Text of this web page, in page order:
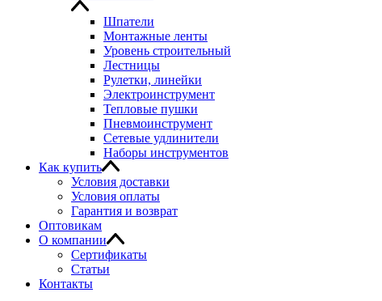
Шпатели
Монтажные ленты
Уровень строительный
Лестницы
Рулетки, линейки
Электроинструмент
Тепловые пушки
Пневмоинструмент
Сетевые удлинители
Наборы инструментов
Как купить
Условия доставки
Условия оплаты
Гарантия и возврат
Оптовикам
О компании
Сертификаты
Статьи
Контакты